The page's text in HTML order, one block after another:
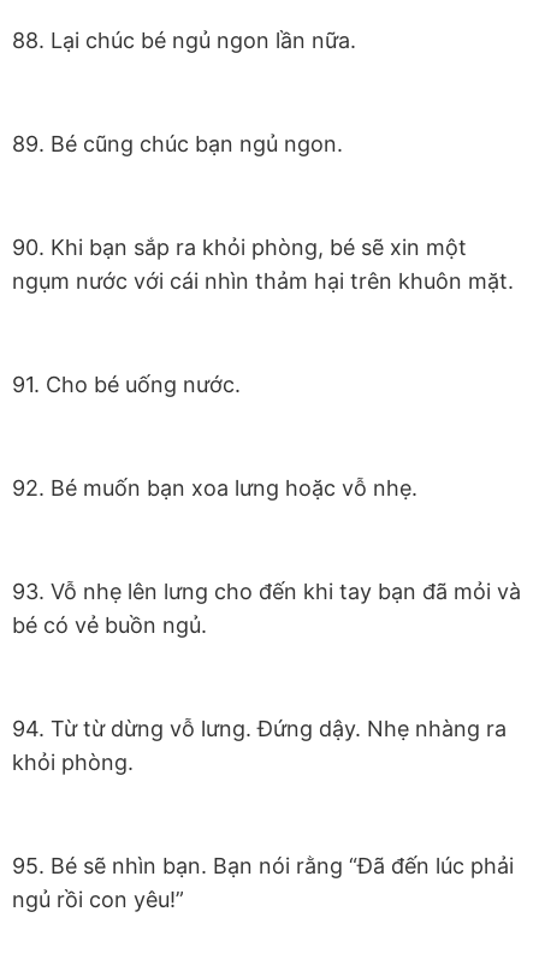
88. Lại chúc bé ngủ ngon lần nữa.
89. Bé cũng chúc bạn ngủ ngon.
90. Khi bạn sắp ra khỏi phòng, bé sẽ xin một
ngụm nước với cái nhìn thảm hại trên khuôn mặt.
91. Cho bé uống nước.
92. Bé muốn bạn xoa lưng hoặc vỗ nhẹ.
93. Vỗ nhẹ lên lưng cho đến khi tay bạn đã mỏi và
bé có vẻ buồn ngủ.
94. Từ từ dừng vỗ lưng. Đứng dậy. Nhẹ nhàng ra
khỏi phòng.
95. Bé sẽ nhìn bạn. Bạn nói rằng “Đã đến lúc phải
ngủ rồi con yêu!”